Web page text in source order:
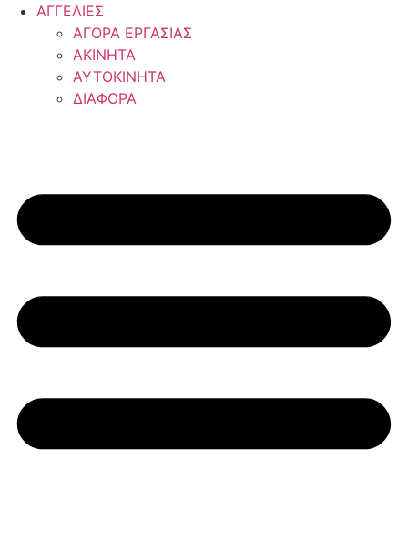
ΑΓΓΕΛΙΕΣ
ΑΓΟΡΑ ΕΡΓΑΣΙΑΣ
ΑΚΙΝΗΤΑ
ΑΥΤΟΚΙΝΗΤΑ
ΔΙΑΦΟΡΑ